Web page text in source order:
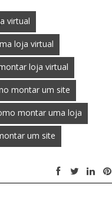
virtual
loja virtual
loja virtual
montar um site
montar uma loja
um site